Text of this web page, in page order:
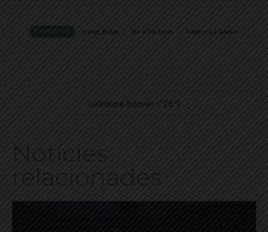
ETIQUETES Irene Jódar No s'ha Foss Teatre La Gleva
[adrotate banner="28"]
Notícies
relacionades